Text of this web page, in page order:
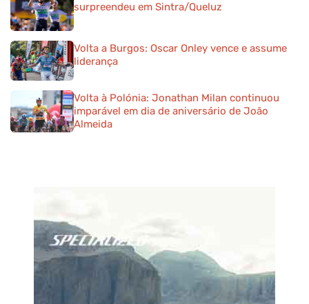
surpreendeu em Sintra/Queluz
Volta a Burgos: Oscar Onley vence e assume
liderança
Volta à Polónia: Jonathan Milan continuou
imparável em dia de aniversário de João
Almeida